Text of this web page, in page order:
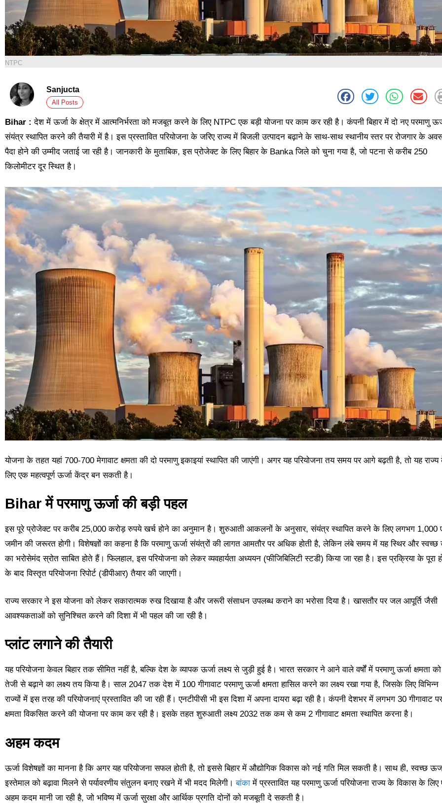
NTPC
Sanjucta
All Posts
Bihar : देश में ऊर्जा के क्षेत्र में आत्मनिर्भरता को मजबूत करने के लिए NTPC एक बड़ी योजना पर काम कर रही है। कंपनी बिहार में दो नए परमाणु
संयंत्र स्थापित करने की तैयारी में है। इस प्रस्तावित परियोजना के जरिए राज्य में बिजली उत्पादन बढ़ाने के साथ-साथ स्थानीय स्तर पर रोजगार के
पैदा होने की उम्मीद जताई जा रही है। जानकारी के मुताबिक, इस प्रोजेक्ट के लिए बिहार के Banka जिले को चुना गया है, जो पटना से करीब 250
किलोमीटर दूर स्थित है।
योजना के तहत यहां 700-700 मेगावाट क्षमता की दो परमाणु इकाइयां स्थापित की जाएंगी। अगर यह परियोजना तय समय पर आगे बढ़ती है, तो यह
लिए एक महत्वपूर्ण ऊर्जा केंद्र बन सकती है।
Bihar में परमाणु ऊर्जा की बड़ी पहल
इस पूरे प्रोजेक्ट पर करीब 25,000 करोड़ रुपये खर्च होने का अनुमान है। शुरुआती आकलनों के अनुसार, संयंत्र स्थापित करने के लिए लगभग 1,000
जमीन की जरूरत होगी। विशेषज्ञों का कहना है कि परमाणु ऊर्जा संयंत्रों की लागत आमतौर पर अधिक होती है, लेकिन लंबे समय में यह स्थिर और स्वच्छ
का भरोसेमंद स्रोत साबित होते हैं। फिलहाल, इस परियोजना को लेकर व्यवहार्यता अध्ययन (फीजिबिलिटी स्टडी) किया जा रहा है। इस प्रक्रिया के पूरा
के बाद विस्तृत परियोजना रिपोर्ट (डीपीआर) तैयार की जाएगी।
राज्य सरकार ने इस योजना को लेकर सकारात्मक रुख दिखाया है और जरूरी संसाधन उपलब्ध कराने का भरोसा दिया है। खासतौर पर जल आपूर्ति जैसी
आवश्यकताओं को सुनिश्चित करने की दिशा में भी पहल की जा रही है।
प्लांट लगाने की तैयारी
यह परियोजना केवल बिहार तक सीमित नहीं है, बल्कि देश के व्यापक ऊर्जा लक्ष्य से जुड़ी हुई है। भारत सरकार ने आने वाले वर्षों में परमाणु ऊर्जा क्षमता को
तेजी से बढ़ाने का लक्ष्य तय किया है। साल 2047 तक देश में 100 गीगावाट परमाणु ऊर्जा क्षमता हासिल करने का लक्ष्य रखा गया है, जिसके लिए विभिन्न
राज्यों में इस तरह की परियोजनाएं प्रस्तावित की जा रही हैं। एनटीपीसी भी इस दिशा में अपना दायरा बढ़ा रही है। कंपनी देशभर में लगभग 30 गीगावाट
क्षमता विकसित करने की योजना पर काम कर रही है। इसके तहत शुरुआती लक्ष्य 2032 तक कम से कम 2 गीगावाट क्षमता स्थापित करना है।
अहम कदम
ऊर्जा विशेषज्ञों का मानना है कि अगर यह परियोजना सफल होती है, तो इससे बिहार में औद्योगिक विकास को नई गति मिल सकती है। साथ ही, स्वच्छ
इस्तेमाल को बढ़ावा मिलने से पर्यावरणीय संतुलन बनाए रखने में भी मदद मिलेगी।बांका में प्रस्तावित यह परमाणु ऊर्जा परियोजना राज्य के विकास के
अहम कदम मानी जा रही है, जो भविष्य में ऊर्जा सुरक्षा और आर्थिक प्रगति दोनों को मजबूती दे सकती है।